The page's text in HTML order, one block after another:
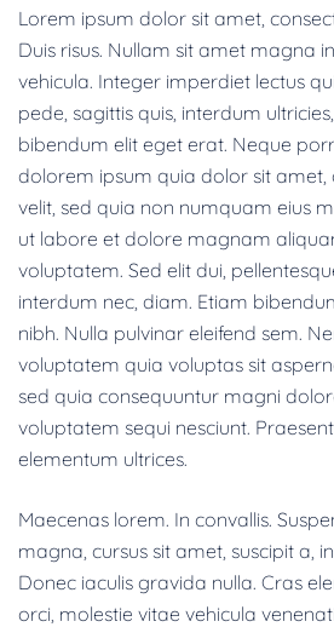
Lorem ipsum dolor sit amet,
Duis risus. Nullam sit amet magna
vehicula. Integer imperdiet lectus
pede, sagittis quis, interdum
bibendum elit eget erat. Neque
dolorem ipsum quia dolor sit amet,
velit, sed quia non numquam eius
ut labore et dolore magnam
voluptatem. Sed elit dui,
interdum nec, diam. Etiam
nibh. Nulla pulvinar eleifend sem.
voluptatem quia voluptas sit
sed quia consequuntur magni
voluptatem sequi nesciunt.
elementum ultrices.
Maecenas lorem. In convallis.
magna, cursus sit amet, suscipit a,
Donec iaculis gravida nulla. Cras
orci, molestie vitae vehicula